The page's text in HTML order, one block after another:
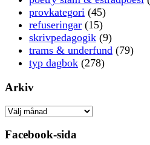
provkategori (45)
refuseringar (15)
skrivpedagogik (9)
trams & underfund (79)
typ dagbok (278)
Arkiv
Arkiv
Facebook-sida